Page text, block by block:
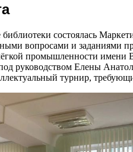
библиотеки состоялась
вопросами и заданиями
лёгкой промышленности
руководством Елены
турнир,